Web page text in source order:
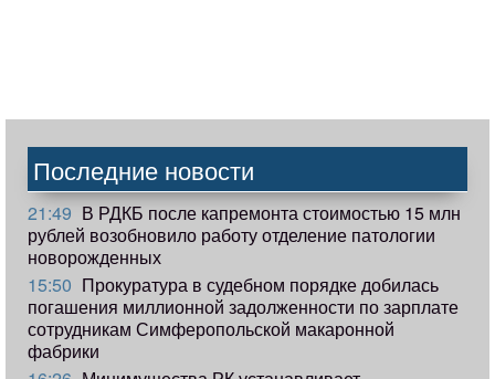
Последние новости
21:49 В РДКБ после капремонта стоимостью 15 млн
рублей возобновило работу отделение патологии
новорожденных
15:50 Прокуратура в судебном порядке добилась
погашения миллионной задолженности по зарплате
сотрудникам Симферопольской макаронной
фабрики